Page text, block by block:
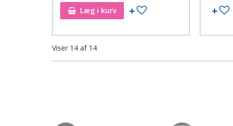
Læg i kurv Tilføj til ønskeseddel
Viser 14 af 14